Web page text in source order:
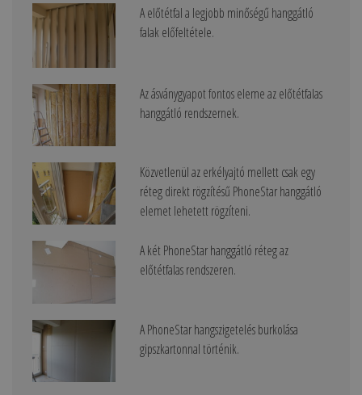
A előtétfal a legjobb minőségű hanggátló
falak előfeltétele.
Az ásványgyapot fontos eleme az előtétfalas
hanggátló rendszernek.
Közvetlenül az erkélyajtó mellett csak egy
réteg direkt rögzítésű PhoneStar hanggátló
elemet lehetett rögzíteni.
A két PhoneStar hanggátló réteg az
előtétfalas rendszeren.
A PhoneStar hangszigetelés burkolása
gipszkartonnal történik.